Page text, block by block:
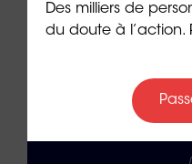
Des milliers de
du doute à l’action.